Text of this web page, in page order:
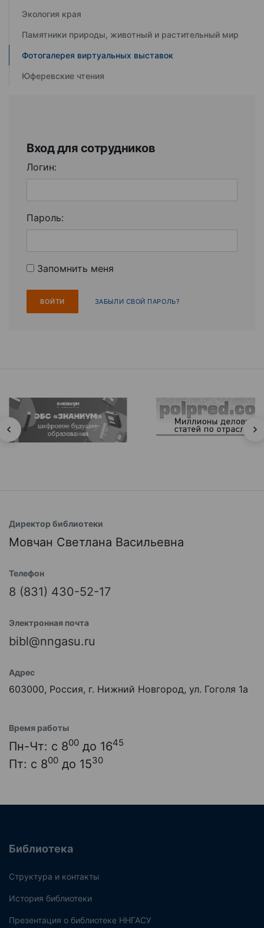
Экология края
Памятники природы, животный и растительный мир
Фотогалерея виртуальных выставок
Юферевские чтения
Вход для сотрудников
Логин:
Пароль:
Запомнить меня
ЗАБЫЛИ СВОЙ ПАРОЛЬ?
Директор библиотеки
Мовчан Светлана Васильевна
Телефон
8 (831) 430-52-17
Электронная почта
bibl@nngasu.ru
Адрес
603000, Россия, г. Нижний Новгород, ул. Гоголя 1а
Время работы
Пн-Чт: с 800 до 1645
Пт: с 800 до 1530
Библиотека
Структура и контакты
История библиотеки
Презентация о библиотеке ННГАСУ